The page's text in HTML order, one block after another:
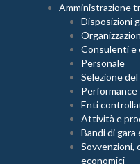
Amministrazione
Disposizioni
Consulenti e
Personale
Selezione
Performance
Enti
Attività e
Bandi di
Sovvenzioni,
economici